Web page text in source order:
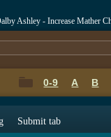
Ashley - Increase Mather
0-9 A B
Submit tab